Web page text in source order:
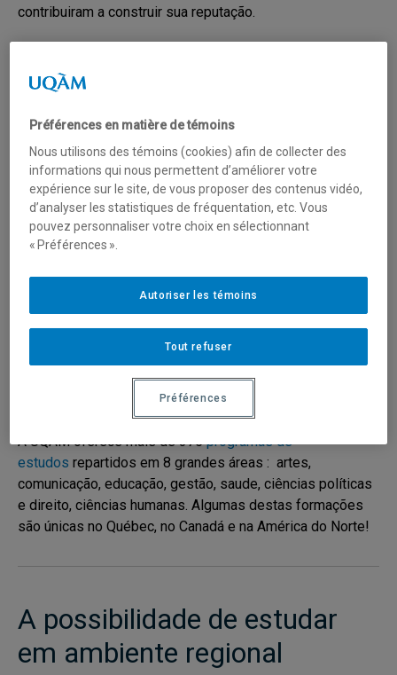
contribuiram a construir sua reputação.
O campus central da UQAM e o complexo das ciências
Pierre-Dansereau estão localizados no coração dos dois
bairros mais centralizados e animados deMontreal: o
Quartier latin e o Quartier des spectacles. A UQAM tem
acesso direto às estações de metrô Berri-UQAM e Place-
des-Arts. Seus pavilhões estão situados na proximidade
de ciclovias e estações de bicicletas em auto-serviço.
Programas de estudos
numerosos e inovadores
A UQAM oferece mais de 375programas de
estudos repartidos em 8 grandes áreas : artes,
comunicação, educação, gestão, saude, ciências políticas
e direito, ciências humanas. Algumas destas formações
são únicas no Québec, no Canadá e na América do Norte!
A possibilidade de estudar
em ambiente regional
Préférences en matière de témoins
Nous utilisons des témoins (cookies) afin de collecter des
informations qui nous permettent d’améliorer votre
expérience sur le site, de vous proposer des contenus vidéo,
d’analyser les statistiques de fréquentation, etc. Vous
pouvez personnaliser votre choix en sélectionnant
« Préférences ».
Tout refuser
Autoriser les témoins
Préférences